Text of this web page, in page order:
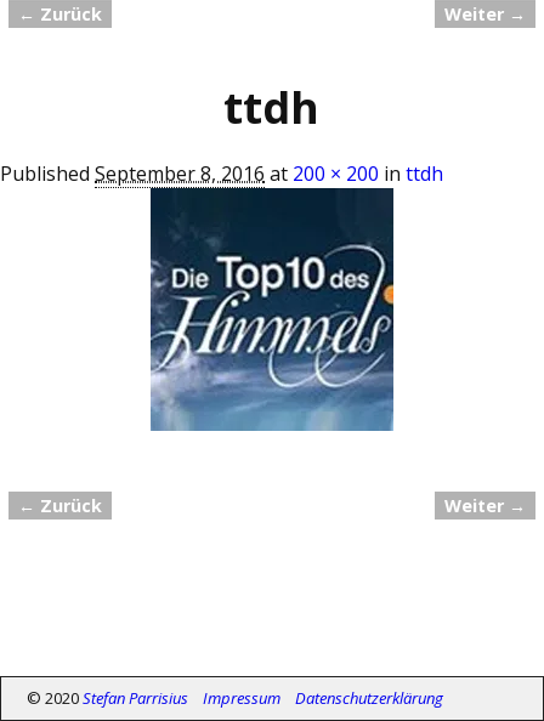
Bilder-Navigation
← Zurück Weiter →
ttdh
Published September 8, 2016 at 200 × 200 in ttdh
Bilder-Navigation
← Zurück Weiter →
© 2020Stefan Parrisius Impressum Datenschutzerklärung